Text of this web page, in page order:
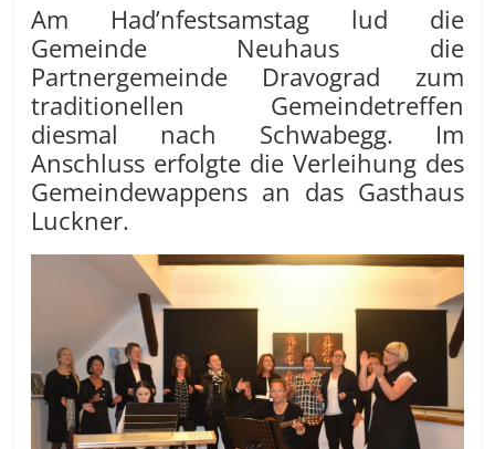
Am Had’nfestsamstag lud die
Gemeinde Neuhaus die
Partnergemeinde Dravograd zum
traditionellen Gemeindetreffen
diesmal nach Schwabegg. Im
Anschluss erfolgte die Verleihung des
Gemeindewappens an das Gasthaus
Luckner.